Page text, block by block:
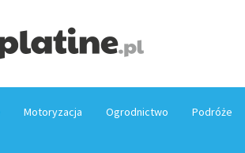
Motoryzacja Ogrodnictwo Podróże